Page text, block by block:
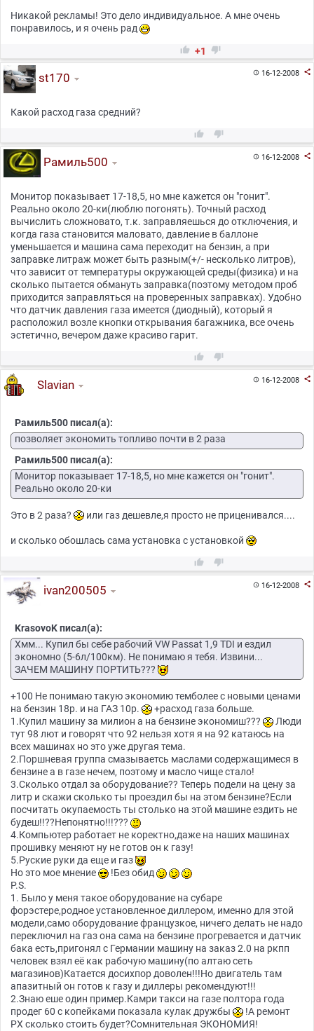
Никакой рекламы! Это дело индивидуальное. А мне очень
понравилось, и я очень рад
 +1 
16-12-2008 
st170
Какой расход газа средний?
 
16-12-2008 
Рамиль500
Монитор показывает 17-18,5, но мне кажется он "гонит".
Реально около 20-ки(люблю погонять). Точный расход
вычислить сложновато, т.к. заправляешься до отключения, и
когда газа становится маловато, давление в баллоне
уменьшается и машина сама переходит на бензин, а при
заправке литраж может быть разным(+/- несколько литров),
что зависит от температуры окружающей среды(физика) и на
сколько пытается обмануть заправка(поэтому методом проб
приходится заправляться на проверенных заправках). Удобно
что датчик давления газа имеется (диодный), который я
расположил возле кнопки открывания багажника, все очень
эстетично, вечером даже красиво гарит.
 
16-12-2008 
Slavian
Рамиль500 писал(а):
позволяет экономить топливо почти в 2 раза
Рамиль500 писал(а):
Монитор показывает 17-18,5, но мне кажется он "гонит".
Реально около 20-ки
Это в 2 раза? или газ дешевле,я просто не приценивался....
и сколько обошлась сама установка с установкой
 
16-12-2008 
ivan200505
KrasovoK писал(а):
Хмм... Купил бы себе рабочий VW Passat 1,9 TDI и ездил
экономно (5-6л/100км). Не понимаю я тебя. Извини...
ЗАЧЕМ МАШИНУ ПОРТИТЬ???
+100 Не понимаю такую экономию темболее с новыми ценами
на бензин 18p. и на ГАЗ 10p.
+расход газа больше.
1.Купил машину за милион а на бензине экономиш???
Люди
тут 98 лют и говорят что 92 нельзя хотя я на 92 катаюсь на
всех машинах но это уже другая тема.
2.Поршневая группа смазываетсь маслами содержащимеся в
бензине а в газе нечем, поэтому и масло чище стало!
3.Сколько отдал за оборудование?? Теперь подели на цену за
литр и скажи сколько ты проездил бы на этом бензине?Если
посчитать окупаемость ты столько на этой машине ездить не
будеш!!??Непонятно!!!???
4.Компьютер работает не коректно,даже на наших машинах
прошивку меняют ну не готов он к газу!
5.Руские руки да еще и газ
Но это мое мнение
!Без обид
P.S.
1. Было у меня такое оборудование на субаре
форэстере,родное установленное диллером, именно для этой
модели,само оборудование французкое, ничего делать не надо
переключил на газ она сама на бензине прогревается и датчик
бака есть,пригонял с Германии машину на заказ 2.0 на ркпп
человек взял её как рабочую машину(по алтаю сеть
магазинов)Катается досихпор доволен!!!Но двигатель там
апазитный он готов к газу и диллеры рекомендуют!!!
2.Знаю еше один пример.Камри такси на газе полтора года
продег 60 с копейками показала кулак дружбы
!А ремонт
РХ сколько стоить будет?Сомнительная ЭКОНОМИЯ!